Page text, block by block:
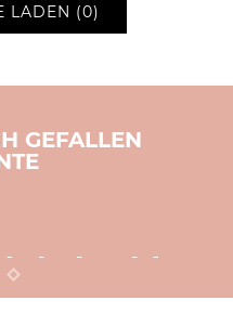
LADEN (0)
GEFALLEN
leicht